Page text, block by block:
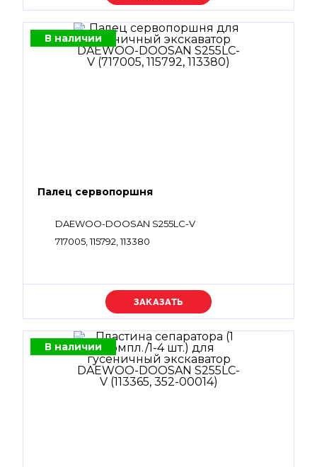
В наличии
Палец сервопоршня
DAEWOO-DOOSAN S255LC-V
717005, 115792, 113380
Уточняйте цену
В наличии